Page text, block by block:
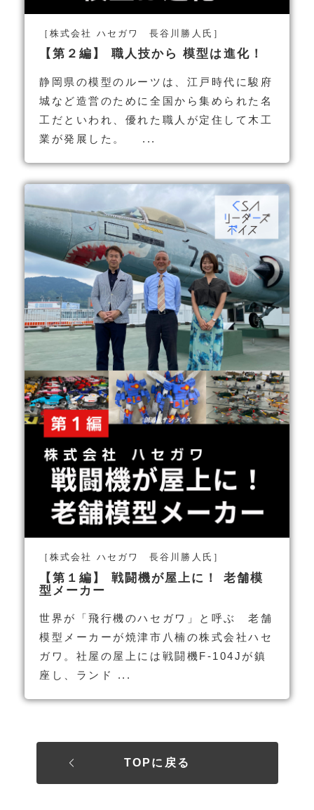
［株式会社 ハセガワ 長谷川勝人氏］
【第２編】 職人技から 模型は進化！
静岡県の模型のルーツは、江戸時代に駿府
城など造営のために全国から集められた名
工だといわれ、優れた職人が定住して木工
業が発展した。 ...
［株式会社 ハセガワ 長谷川勝人氏］
【第１編】 戦闘機が屋上に！ 老舗模
型メーカー
世界が「飛行機のハセガワ」と呼ぶ 老舗
模型メーカーが焼津市八楠の株式会社ハセ
ガワ。社屋の屋上には戦闘機F-104Jが鎮
座し、ランド ...
TOPに戻る